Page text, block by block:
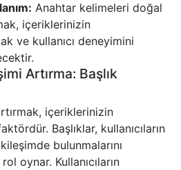
Anahtar kelimeleri doğal
içeriklerinizin
ve kullanıcı deneyimini
Artırma: Başlık
içeriklerinizin
Başlıklar, kullanıcıların
bulunmalarını
oynar. Kullanıcıların